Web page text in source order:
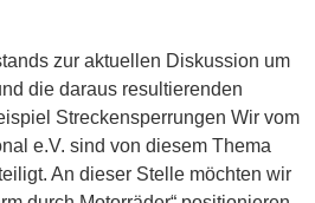
zur aktuellen Diskussion um
die daraus resultierenden
Streckensperrungen Wir vom
e.V. sind von diesem Thema
An dieser Stelle möchten wir